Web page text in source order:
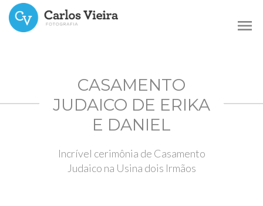
menu
CASAMENTO
JUDAICO DE ERIKA
E DANIEL
Incrível cerimônia de Casamento
Judaico na Usina dois Irmãos